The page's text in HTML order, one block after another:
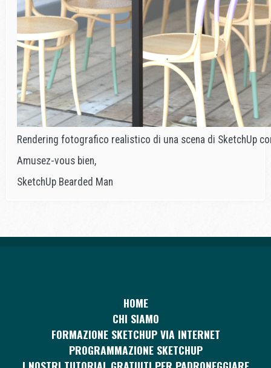
Rendering fotografico realistico di una scena di SketchUp
Amusez-vous bien,
SketchUp Bearded Man
HOME
CHI SIAMO
FORMAZIONE SKETCHUP VIA INTERNET
PROGRAMMAZIONE SKETCHUP